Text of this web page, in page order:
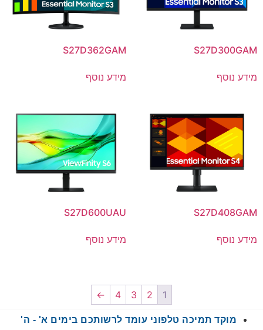
S27D300GAM
מידע נוסף
S27D362GAM
מידע נוסף
S27D408GAM
מידע נוסף
S27D600UAU
מידע נוסף
1
2
3
4
←
מוקד תמיכה טלפוני עומד לרשותכם בימים א' - ה'